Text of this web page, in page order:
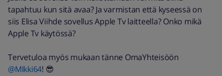
tapahtuu kun sitä avaa? Ja varmistan että kyseessä on
siis Elisa Viihde sovellus Apple Tv laitteella? Onko mikä
Apple Tv käytössä?
Tervetuloa myös mukaan tänne OmaYhteisöön ​
@MIkki64! 😎